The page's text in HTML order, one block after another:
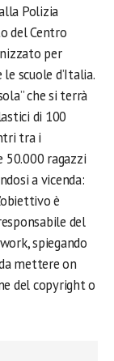
Polizia
del Centro
per
scuole d’Italia.
che si terrà
di 100
tra i
ragazzi
a vicenda:
è
del
spiegando
mettere on
del copyright o